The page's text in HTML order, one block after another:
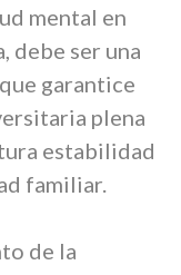
mental en
debe ser una
garantice
plena
estabilidad
familiar.
de la